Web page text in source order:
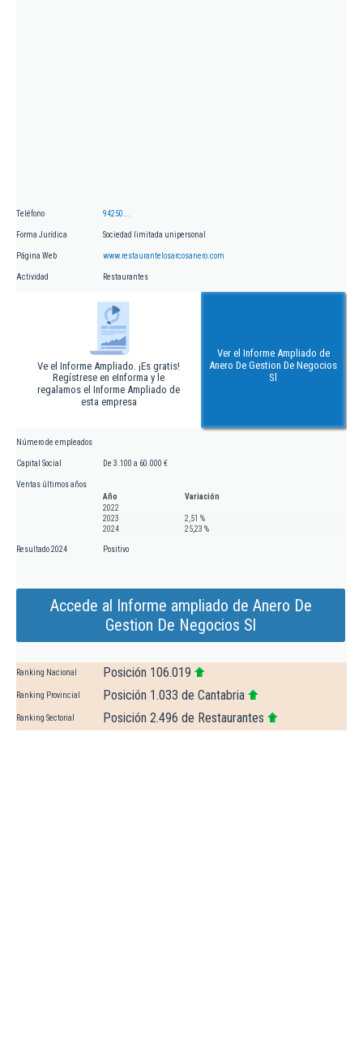
Teléfono 94250...
Forma Jurídica Sociedad limitada unipersonal
Página Web www.restaurantelosarcosanero.com
Actividad Restaurantes
Ve el Informe Ampliado. ¡Es gratis!
Regístrese en eInforma y le
regalamos el Informe Ampliado de
esta empresa
Ver el Informe Ampliado de
Anero De Gestion De Negocios
Sl
Número de empleados
Capital Social De 3.100 a 60.000 €
Ventas últimos años
Año
Variación
2022
2023
2,51 %
2024
25,23 %
Resultado 2024 Positivo
Accede al Informe ampliado de Anero De
Gestion De Negocios Sl
Ranking Nacional Posición 106.019
Ranking Provincial Posición 1.033 de Cantabria
Ranking Sectorial Posición 2.496 de Restaurantes